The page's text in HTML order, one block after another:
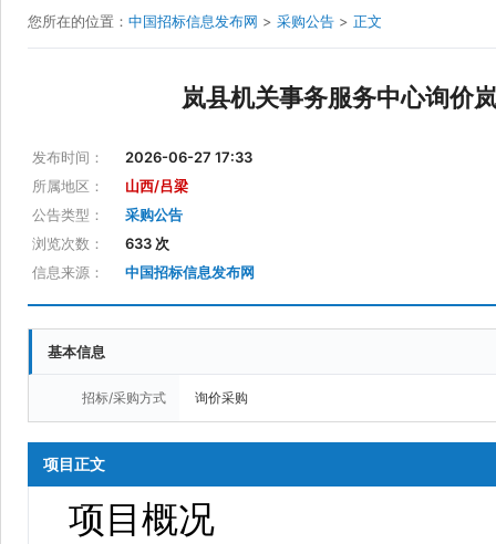
您所在的位置： 中国招标信息发布网 > 采购公告 > 正文
岚县机关事务服务中心询价
发布时间：
2026-06-27 17:33
所属地区：
山西/吕梁
公告类型：
采购公告
浏览次数：
633 次
信息来源：
中国招标信息发布网
基本信息
招标/采购方式 询价采购
项目正文